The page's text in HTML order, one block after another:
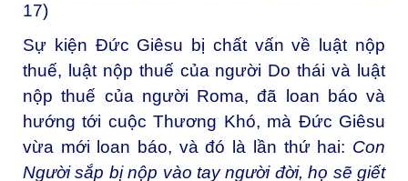
17)
Sự kiện Đức Giêsu bị chất vấn về luật nộp
thuế, luật nộp thuế của người Do thái và luật
nộp thuế của người Roma, đã loan báo và
hướng tới cuộc Thương Khó, mà Đức Giêsu
vừa mới loan báo, và đó là lần thứ hai: Con
Người sắp bị nộp vào tay người đời, họ sẽ giết